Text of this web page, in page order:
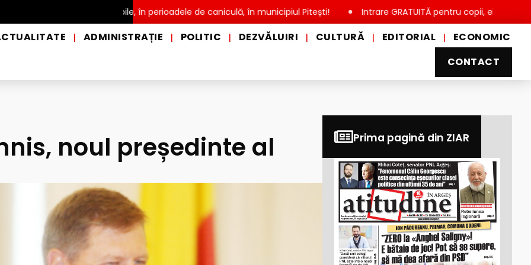
a apei potabile, în perioadele de caniculă, în municipiul Pitești! Intrare GRATUITĂ pentru copii, elevi și studenți, de
| ADMINISTRAȚIE | POLITIC | DEZVĂLUIRI | CULTURĂ | EDITORIAL |
ECONOMIC
CONTACT
noul președinte al Prima pagină din ZIAR